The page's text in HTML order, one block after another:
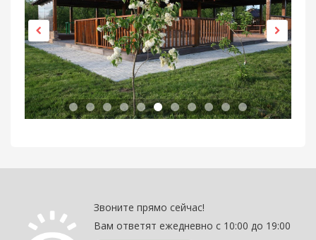
Звоните прямо сейчас!
Вам ответят ежедневно с 10:00 до 19:00